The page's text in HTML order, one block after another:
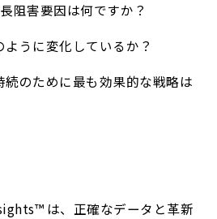
阻害要因は何ですか？
ように変化しているか？
続のために最も効果的な戦略は
は、正確なデータと革新